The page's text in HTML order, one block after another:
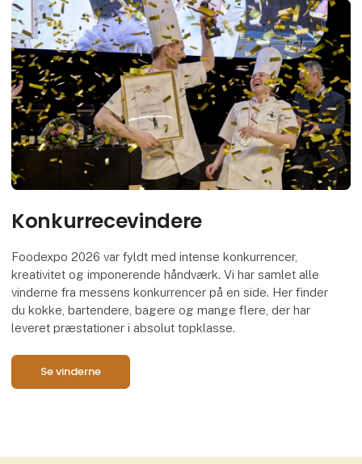
Konkurrecevindere
Foodexpo 2026 var fyldt med intense konkurrencer,
kreativitet og imponerende håndværk. Vi har samlet alle
vinderne fra messens konkurrencer på en side. Her finder
du kokke, bartendere, bagere og mange flere, der har
leveret præstationer i absolut topklasse.
Se vinderne